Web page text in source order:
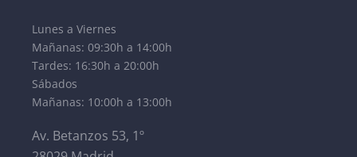
Lunes a Viernes
Mañanas: 09:30h a 14:00h
Tardes: 16:30h a 20:00h
Sábados
Mañanas: 10:00h a 13:00h
Av. Betanzos 53, 1º